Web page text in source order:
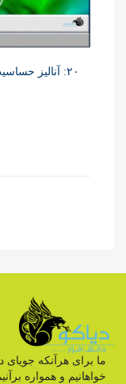
ما برای هرآنکه
خواهانیم و همواره